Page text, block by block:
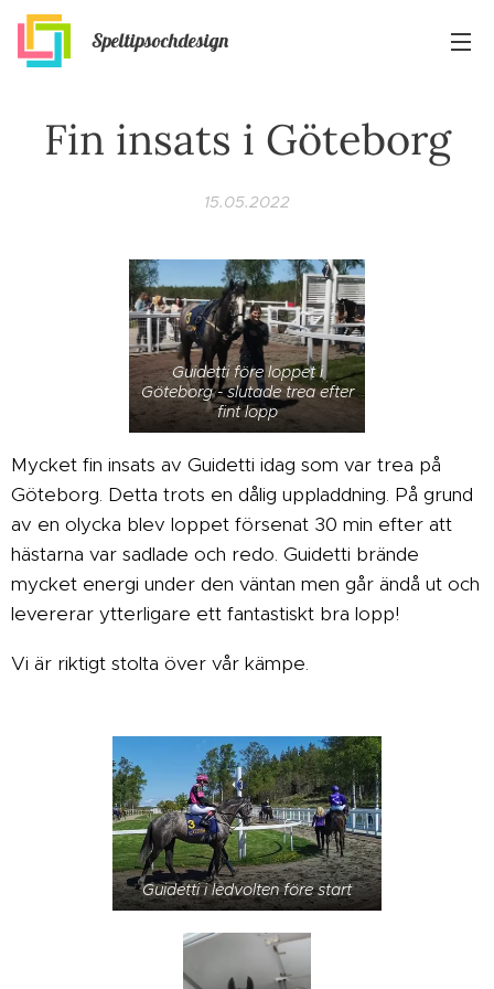
Speltipsochdesign
Fin insats i Göteborg
15.05.2022
Guidetti före loppet i
Göteborg - slutade trea efter
fint lopp
Mycket fin insats av Guidetti idag som var trea på
Göteborg. Detta trots en dålig uppladdning. På grund
av en olycka blev loppet försenat 30 min efter att
hästarna var sadlade och redo. Guidetti brände
mycket energi under den väntan men går ändå ut och
levererar ytterligare ett fantastiskt bra lopp!
Vi är riktigt stolta över vår kämpe.
Guidetti i ledvolten före start